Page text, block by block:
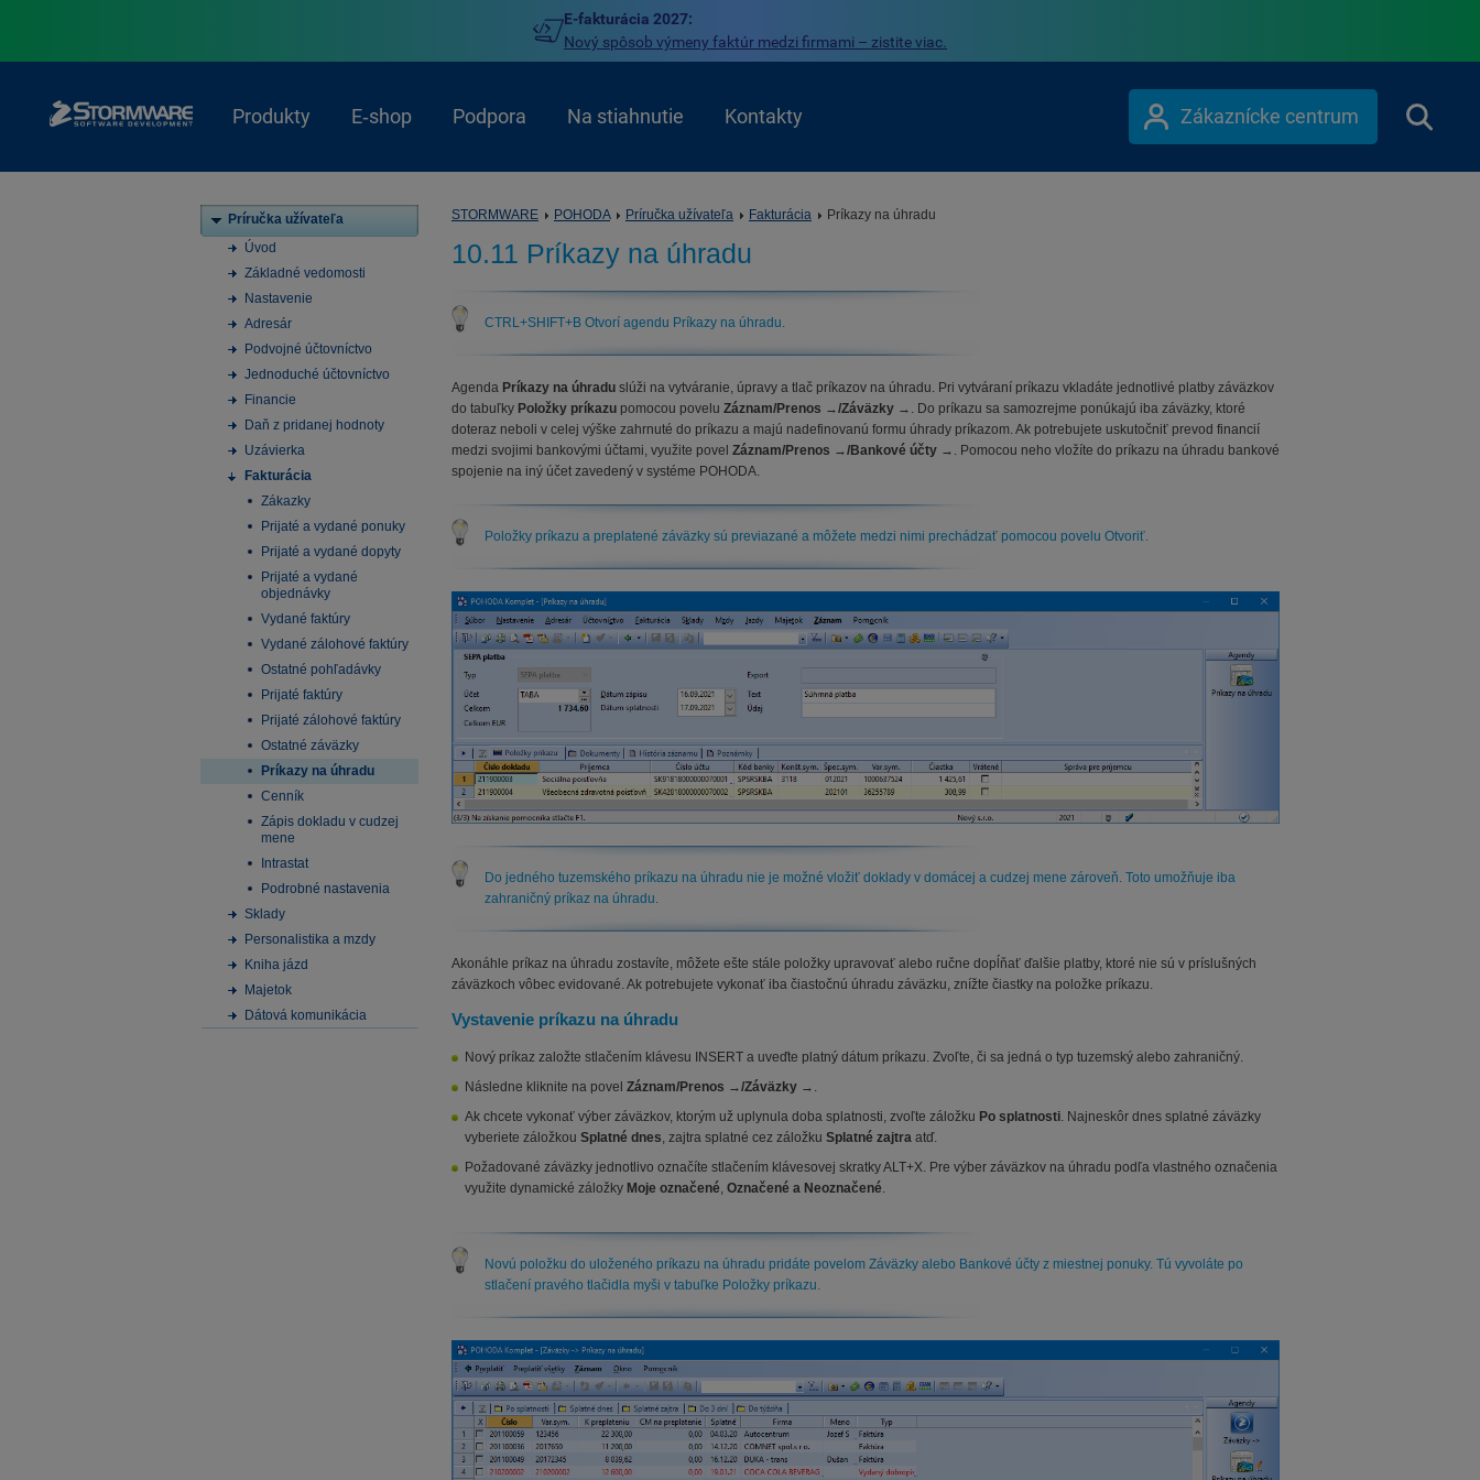
E-fakturácia 2027:
Nový spôsob výmeny faktúr medzi firmami – zistite viac.
Produkty E‑shop Podpora Na stiahnutie Kontakty Zákaznícke centrum
Príručka užívateľa
Úvod
Základné vedomosti
Nastavenie
Adresár
Podvojné účtovníctvo
Jednoduché účtovníctvo
Financie
Daň z pridanej hodnoty
Uzávierka
Fakturácia
Zákazky
Prijaté a vydané ponuky
Prijaté a vydané dopyty
Prijaté a vydané
objednávky
Vydané faktúry
Vydané zálohové faktúry
Ostatné pohľadávky
Prijaté faktúry
Prijaté zálohové faktúry
Ostatné záväzky
Príkazy na úhradu
Cenník
Zápis dokladu v cudzej
mene
Intrastat
Podrobné nastavenia
Sklady
Personalistika a mzdy
Kniha jázd
Majetok
Dátová komunikácia
STORMWARE POHODA Príručka užívateľa Fakturácia Príkazy na úhradu
10.11 Príkazy na úhradu
CTRL+SHIFT+B Otvorí agendu Príkazy na úhradu.
Agenda Príkazy na úhradu slúži na vytváranie, úpravy a tlač príkazov na úhradu. Pri vytváraní príkazu vkladáte jednotlivé platby záväzkov
do tabuľky Položky príkazu pomocou povelu Záznam/Prenos →/Záväzky →. Do príkazu sa samozrejme ponúkajú iba záväzky, ktoré
doteraz neboli v celej výške zahrnuté do príkazu a majú nadefinovanú formu úhrady príkazom. Ak potrebujete uskutočniť prevod financií
medzi svojimi bankovými účtami, využite povel Záznam/Prenos →/Bankové účty →. Pomocou neho vložíte do príkazu na úhradu bankové
spojenie na iný účet zavedený v systéme POHODA.
Položky príkazu a preplatené záväzky sú previazané a môžete medzi nimi prechádzať pomocou povelu Otvoriť.
Do jedného tuzemského príkazu na úhradu nie je možné vložiť doklady v domácej a cudzej mene zároveň. Toto umožňuje iba
zahraničný príkaz na úhradu.
Akonáhle príkaz na úhradu zostavíte, môžete ešte stále položky upravovať alebo ručne dopĺňať ďalšie platby, ktoré nie sú v príslušných
záväzkoch vôbec evidované. Ak potrebujete vykonať iba čiastočnú úhradu záväzku, znížte čiastky na položke príkazu.
Vystavenie príkazu na úhradu
Nový príkaz založte stlačením klávesu INSERT a uveďte platný dátum príkazu. Zvoľte, či sa jedná o typ tuzemský alebo zahraničný.
Následne kliknite na povel Záznam/Prenos →/Záväzky →.
Ak chcete vykonať výber záväzkov, ktorým už uplynula doba splatnosti, zvoľte záložku Po splatnosti . Najneskôr dnes splatné záväzky
vyberiete záložkou Splatné dnes , zajtra splatné cez záložku Splatné zajtra atď.
Požadované záväzky jednotlivo označíte stlačením klávesovej skratky ALT+X. Pre výber záväzkov na úhradu podľa vlastného označenia
využite dynamické záložky Moje označené Označené a Neoznačené
Novú položku do uloženého príkazu na úhradu pridáte povelom Záväzky alebo Bankové účty z miestnej ponuky. Tú vyvoláte po
stlačení pravého tlačidla myši v tabuľke Položky príkazu.